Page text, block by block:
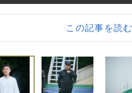
この記事を読む